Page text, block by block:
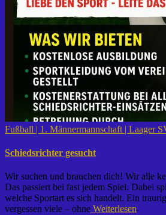
Fußball | 1. Männermannschaft | Laager
Schiedsrichter gesucht
Wir suchen und brauchen dich! Wir alle
Das passiert bei fast jedem Spiel. Dabei
welche Sportart es sich handelt. Ein
vergessen viele – ohne Weiterlesen